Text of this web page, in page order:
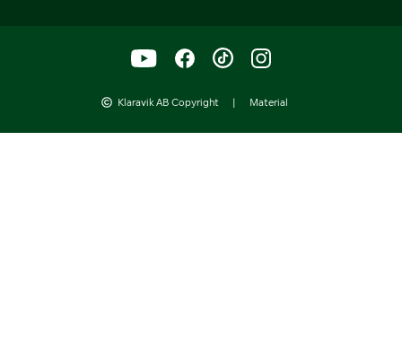
Klaravik AB Copyright | Material